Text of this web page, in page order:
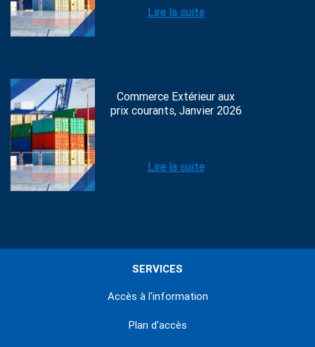
Lire la suite
Commerce Extérieur aux
prix courants, Janvier 2026
Lire la suite
SERVICES
Accès à l'information
Plan d'accès